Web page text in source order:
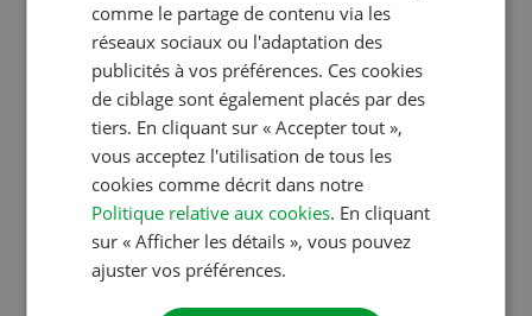
Campingsdecharme.fr
Groupe cible
amateurs de petits campings
rustiques dans lesquels priment
l’ambiance, la convivialité et
DANISH
comme le partage de contenu via les
réseaux sociaux ou l'adaptation des
publicités à vos préférences. Ces cookies
de ciblage sont également placés par des
tiers. En cliquant sur « Accepter tout »,
vous acceptez l'utilisation de tous les
cookies comme décrit dans notre
Politique relative aux cookies. En cliquant
sur « Afficher les détails », vous pouvez
ajuster vos préférences.